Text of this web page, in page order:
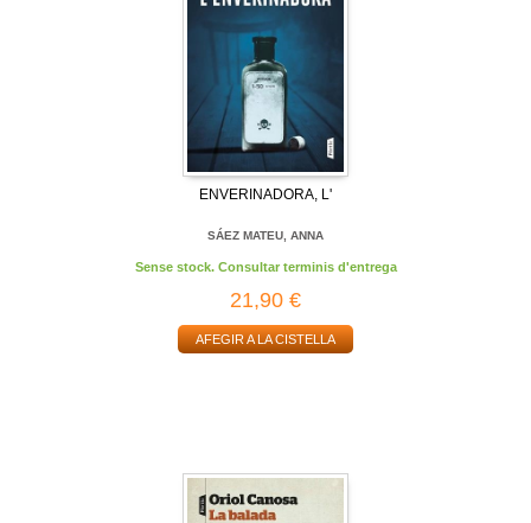
ENVERINADORA, L'
SÁEZ MATEU, ANNA
Sense stock. Consultar terminis d'entrega
21,90 €
AFEGIR A LA CISTELLA